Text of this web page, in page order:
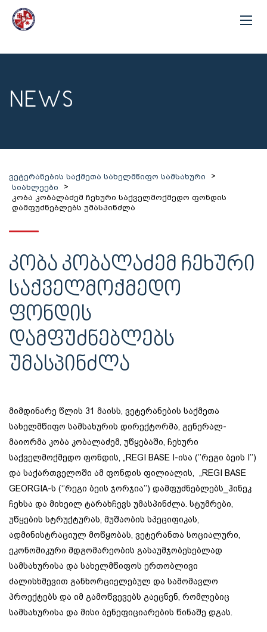
NEWS
ვეტერანების საქმეთა სახელმწიფო სამსახური
>
სიახლეები
>
კობა კობალაძემ ჩეხური საქველმოქმედო ფონდის
დამფუძნებლებს უმასპინძლა
ᲙᲝᲑᲐ ᲙᲝᲑᲐᲚᲐᲫᲔᲛ ᲩᲔᲮᲣᲠᲘ
ᲡᲐᲥᲕᲔᲚᲛᲝᲥᲛᲔᲓᲝ
ᲤᲝᲜᲓᲘᲡ
ᲓᲐᲛᲤᲣᲫᲜᲔᲑᲚᲔᲑᲡ
ᲣᲛᲐᲡᲞᲘᲜᲫᲚᲐ
მიმდინარე წლის 31 მაისს, ვეტერანების საქმეთა
სახელმწიფო სამსახურის დირექტორმა, გენერალ-
მაიორმა კობა კობალაძემ, უწყებაში, ჩეხური
საქველმოქმედო ფონდის, „REGI BASE I-ისა (’’რეგი ბეის I’’)
და საქართველოში ამ ფონდის ფილიალის, „REGI BASE
GEORGIA-ს (‘’რეგი ბეის ჯორჯია’’) დამფუძნებლებს_ჰინეკ
ჩეხსა და მიხეილ ტარახჩევს უმასპინძლა. სტუმრები,
უწყების სტრუქტურას, მუშაობის სპეციფიკას,
ადმინისტრაციულ მოწყობას, ვეტერანთა სოციალური,
ეკონომიკური მდგომარეობის გასაუმჯობესებლად
სამსახურისა და სახელმწიფოს ერთობლივი
ძალისხმევით განხორციელებულ და სამომავლო
პროექტებს და იმ გამოწვევებს გაეცნენ, რომლებიც
სამსახურისა და მისი ბენეფიციარების წინაშე დგას.